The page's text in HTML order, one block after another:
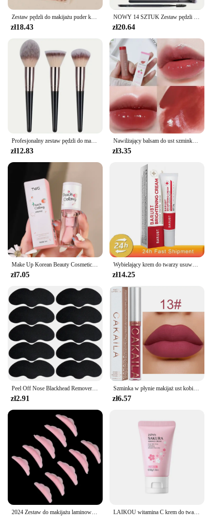
sure to become a staple in any makeup artist's
collection.
Zestaw pędzli do makijażu puder kosmetyczny cień do powiek podkład róż do policzków mieszanie korektor profesjonalne przybory kosmetyczne 8 sztuk
zł18.43
NOWY 14 SZTUK Zestaw pędzli do makijażu Miękki puszysty podkład Róż w proszku Mieszanie cieni do powiek Kosmetyki kobiece Narzędzie kosmetyczne Prezent świąteczny
zł20.64
Profesjonalny zestaw pędzli do makijażu 3-20 szt. Cień do powiek podkład korektor mieszanie pędzel do różu Kabuki miękkie puszyste kobiety przyrząd kosmetyczny
zł12.83
Nawilżający balsam do ust szminka nawilżająca ładna dziewczyna pulchna warga woda lekka błyszczyk do ust makijaż koreańska szminka kosmetyczne 3 kolory piękno
zł3.35
zł7.05
Wybielający krem do twarzy usuwanie piegów Melasma ciemne plamy korektor rozjaśnij pigmentację melaniny rozjaśnić Anti-Aging pielęgnacja urody
zł14.25
zł2.91
Szminka w płynie makijaż ust kobiet piękna czerwony nieprzywierający kubek wodoodporny błyszczyk do ust Sexy długotrwały aksamitny matowy błyszczyk
zł6.57
LAIKOU witamina C krem do twarzy nawilżający odżywczy japonia kremy Sakura jednolity odcień skóry uroda produkt do pielęgnacji skóry twarzy